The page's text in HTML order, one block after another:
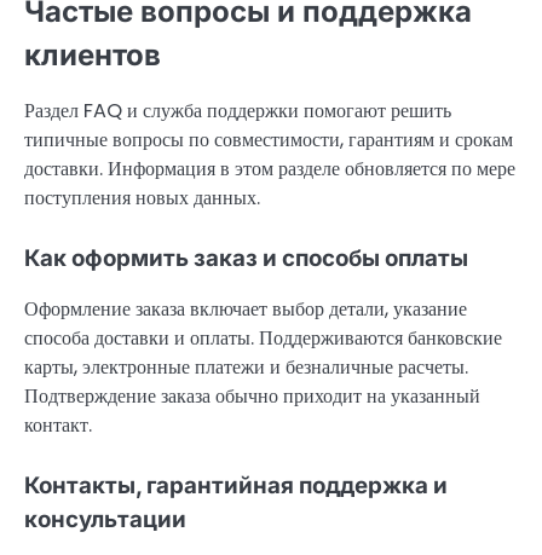
Частые вопросы и поддержка
клиентов
Раздел FAQ и служба поддержки помогают решить
типичные вопросы по совместимости, гарантиям и срокам
доставки. Информация в этом разделе обновляется по мере
поступления новых данных.
Как оформить заказ и способы оплаты
Оформление заказа включает выбор детали, указание
способа доставки и оплаты. Поддерживаются банковские
карты, электронные платежи и безналичные расчеты.
Подтверждение заказа обычно приходит на указанный
контакт.
Контакты, гарантийная поддержка и
консультации